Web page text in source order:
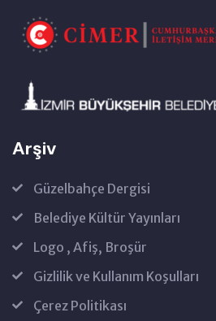
Arşiv
Güzelbahçe Dergisi
Belediye Kültür Yayınları
Logo , Afiş, Broşür
Gizlilik ve Kullanım Koşulları
Çerez Politikası